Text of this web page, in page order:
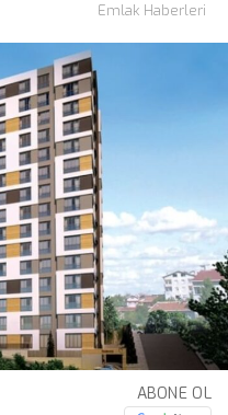
Emlak Haberleri
ABONE OL